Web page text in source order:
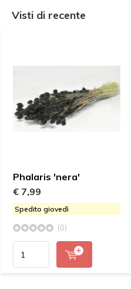
Visti di recente
Phalaris 'nera'
€ 7,99
Spedito giovedì
(0)